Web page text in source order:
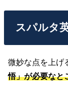
スパルタ
微妙な点を上げ
悟」が必要なと